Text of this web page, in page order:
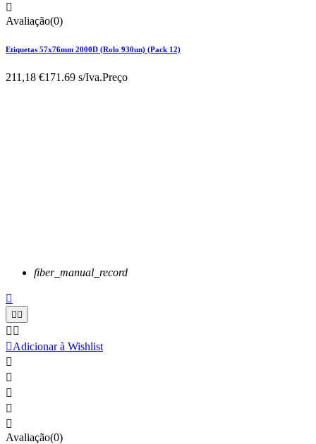

Avaliação(0)
Etiquetas 57x76mm 2000D (Rolo 930un) (Pack 12)
211,18 €171.69 s/Iva.Preço
fiber_manual_record


 
Adicionar à Wishlist





Avaliação(0)